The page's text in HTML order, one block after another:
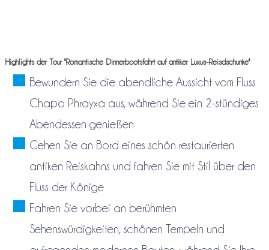
Highlights der Tour "Romantische Dinnerbootsfahrt auf antiker Luxus-Reisdschunke"
Bewundern Sie die abendliche Aussicht vom Fluss
Chapo Phrayxa aus, während Sie ein 2-stündiges
Abendessen genießen
Gehen Sie an Bord eines schön restaurierten
antiken Reiskahns und fahren Sie mit Stil über den
Fluss der Könige
Fahren Sie vorbei an berühmten
Sehenswürdigkeiten, schönen Tempeln und